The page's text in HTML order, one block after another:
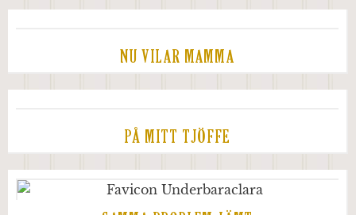
NU VILAR MAMMA
PÅ MITT TJÖFFE